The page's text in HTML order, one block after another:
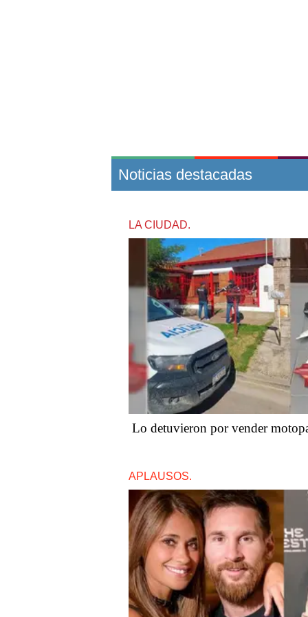
Noticias destacadas
LA CIUDAD.
Lo detuvieron por vender
APLAUSOS.